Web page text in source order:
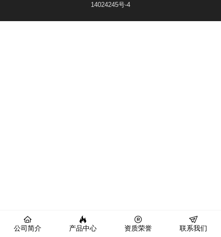
14024245号-4
公司简介 产品中心 资质荣誉 联系我们